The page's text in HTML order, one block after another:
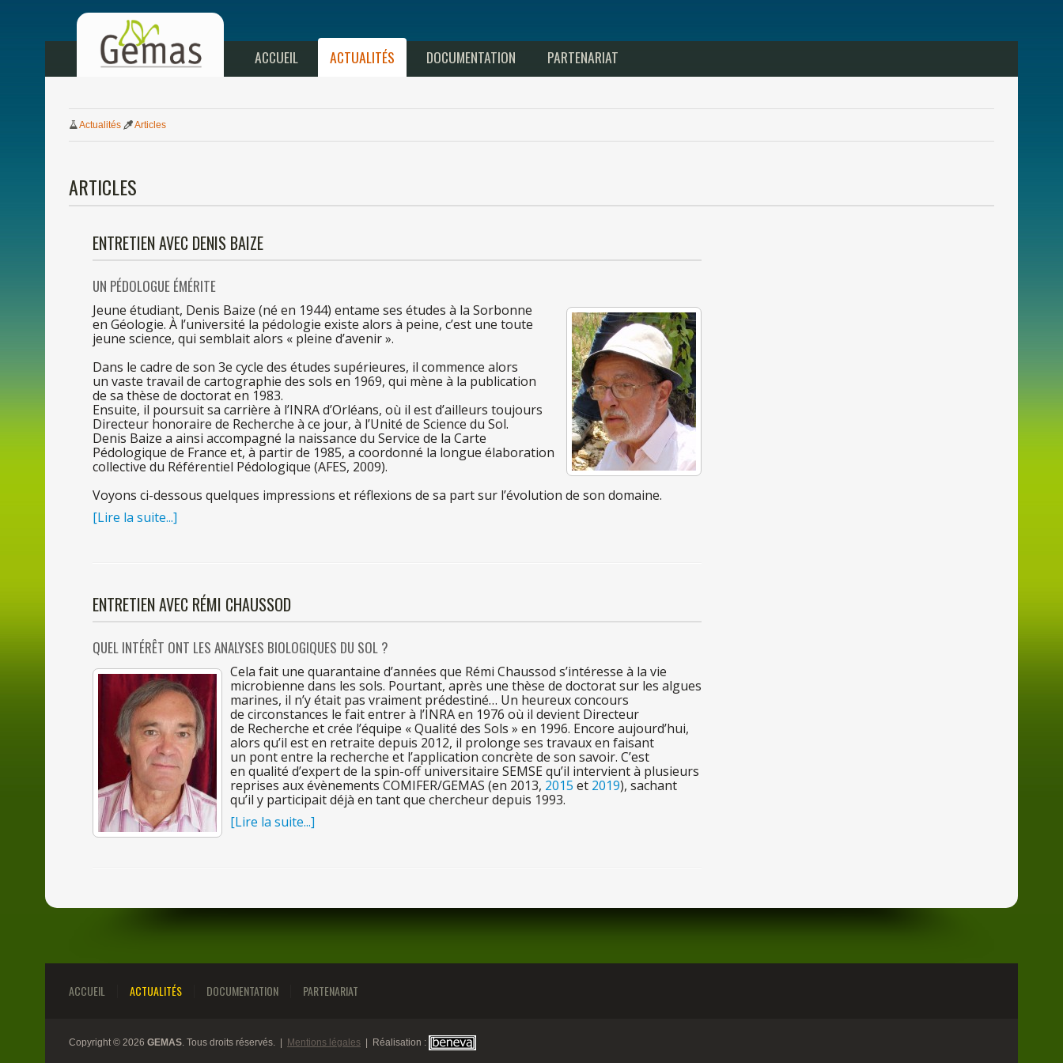
ACCUEIL ACTUALITÉS DOCUMENTATION PARTENARIAT
Actualités Articles
ARTICLES
ENTRETIEN AVEC DENIS BAIZE
UN PÉDOLOGUE ÉMÉRITE
Jeune étudiant, Denis Baize (né en 1944) entame ses études à la Sorbonne
en Géologie. À l’université la pédologie existe alors à peine, c’est une toute
jeune science, qui semblait alors « pleine d’avenir ».
Dans le cadre de son 3e cycle des études supérieures, il commence alors
un vaste travail de cartographie des sols en 1969, qui mène à la publication
de sa thèse de doctoraten 1983.
Ensuite, il poursuitsa carrière à l’INRAd’Orléans, où il est d’ailleurs toujours
Directeur honoraire de Recherche à ce jour, à l’Unité de Science du Sol.
Denis Baize a ainsi accompagné la naissance du Service de la Carte
Pédologique de France et, à partirde 1985, a coordonné la longue élaboration
collective du Référentiel Pédologique (AFES, 2009).
Voyons ci-dessous quelques impressions et réflexions de sa partsur l’évolution de son domaine.
[Lire la suite...]
ENTRETIEN AVEC RÉMI CHAUSSOD
QUEL INTÉRÊT ONT LES ANALYSES BIOLOGIQUES DU SOL ?
Cela fait une quarantaine d’années que Rémi Chaussod s’intéresse à la vie
microbienne dans les sols. Pourtant, après une thèse de doctoratsur les algues
marines, il n’y était pas vraiment prédestiné… Un heureux concours
de circonstances le fait entrerà l’INRAen 1976 où il devient Directeur
de Recherche et crée l’équipe « Qualité des Sols » en 1996. Encore aujourd’hui,
alors qu’il esten retraite depuis 2012, il prolonge ses travauxen faisant
un pont entre la recherche et l’application concrète de son savoir. C’est
en qualité d’expertde la spin-off universitaire SEMSE qu’il intervientà plusieurs
reprises aux évènements COMIFER/GEMAS (en 2013, 2015 et 2019), sachant
qu’il y participait déjà en tantque chercheur depuis 1993.
[Lire la suite...]
ACCUEIL ACTUALITÉS DOCUMENTATION PARTENARIAT
Copyright © 2026 GEMAS . Tous droits réservés. | Mentions légales | Réalisation :